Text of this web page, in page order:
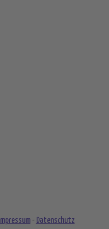
Impressum- Datenschutz